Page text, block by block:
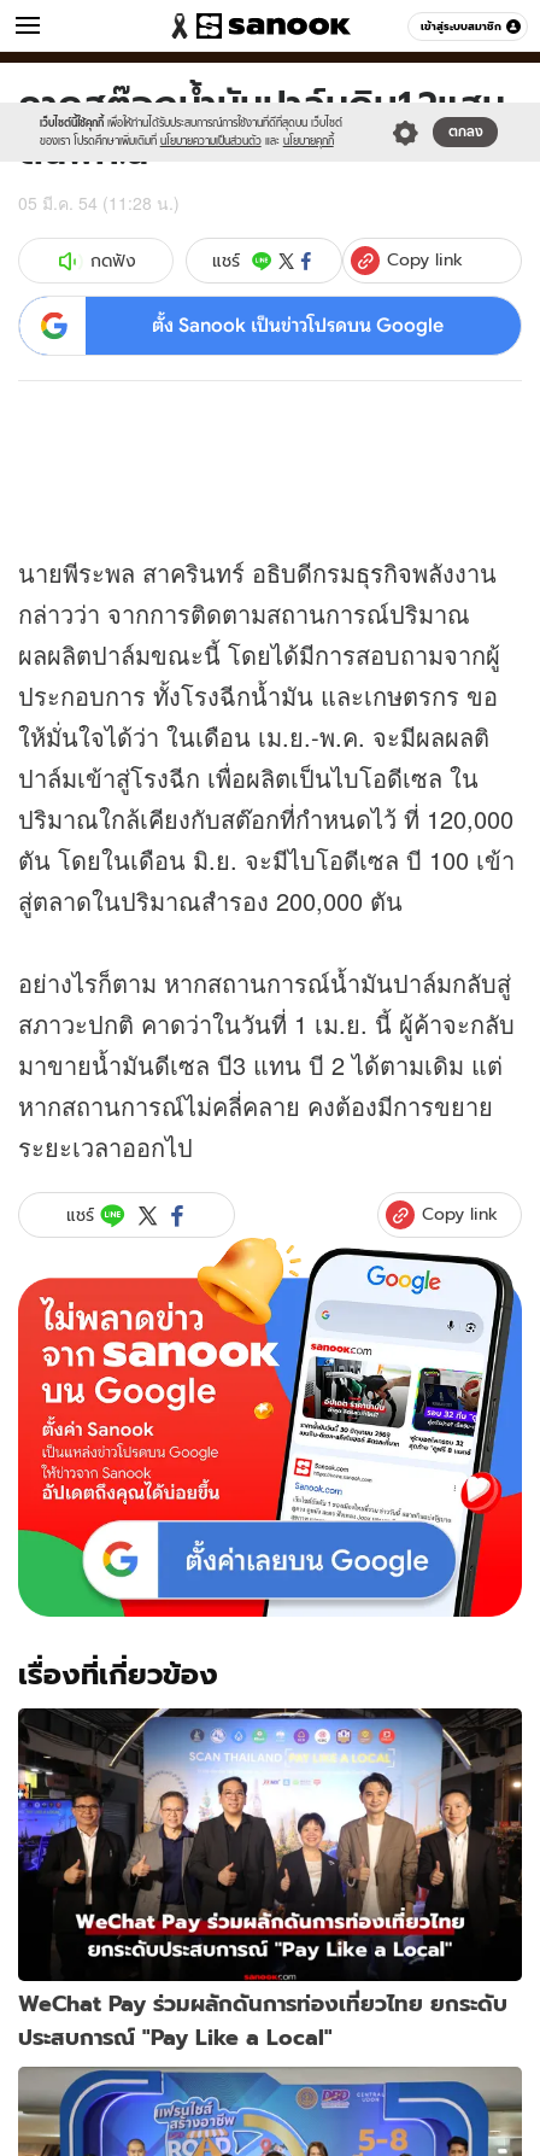
เข้าสู่ระบบสมาชิก
ข่าว หมวดอื่นๆ
เว็บไซต์นี้ใช้คุกกี้ เพื่อให้ท่านได้รับประสบการณ์การใช้งานที่ดีที่สุดบน เว็บไซต์
ของเรา โปรดศึกษาเพิ่มเติมที่ นโยบายความเป็นส่วนตัว และ นโยบายคุกกี้
ตกลง
Sanook
//s.isanook.com/sr/0/images/logo-
new-
sanook.png
600
60
คาดสต๊อกน้ำมันปาล์มดิบ1.2แสน
ตันพค.นี้
05 มี.ค. 54 (11:28 น.)
กดฟัง แชร์ Copy link
ตั้ง Sanook เป็นข่าวโปรดบน Google
นายพีระพล สาครินทร์ อธิบดีกรมธุรกิจพลังงาน
กล่าวว่า จากการติดตามสถานการณ์ปริมาณ
ผลผลิตปาล์มขณะนี้ โดยได้มีการสอบถามจากผู้
ประกอบการ ทั้งโรงฉีกน้ำมัน และเกษตรกร ขอ
ให้มั่นใจได้ว่า ในเดือน เม.ย.-พ.ค. จะมีผลผลติ
ปาล์มเข้าสู่โรงฉีก เพื่อผลิตเป็นไบโอดีเซล ใน
ปริมาณใกล้เคียงกับสต๊อกที่กำหนดไว้ ที่ 120,000
ตัน โดยในเดือน มิ.ย. จะมีไบโอดีเซล บี 100 เข้า
สู่ตลาดในปริมาณสำรอง 200,000 ตัน
อย่างไรก็ตาม หากสถานการณ์น้ำมันปาล์มกลับสู่
สภาวะปกติ คาดว่าในวันที่ 1 เม.ย. นี้ ผู้ค้าจะกลับ
มาขายน้ำมันดีเซล บี3 แทน บี 2 ได้ตามเดิม แต่
หากสถานการณ์ไม่คลี่คลาย คงต้องมีการขยาย
ระยะเวลาออกไป
แชร์ Copy link
เรื่องที่เกี่ยวข้อง
WeChat Pay ร่วมผลักดันการท่องเที่ยวไทย ยกระดับ
ประสบการณ์ "Pay Like a Local"